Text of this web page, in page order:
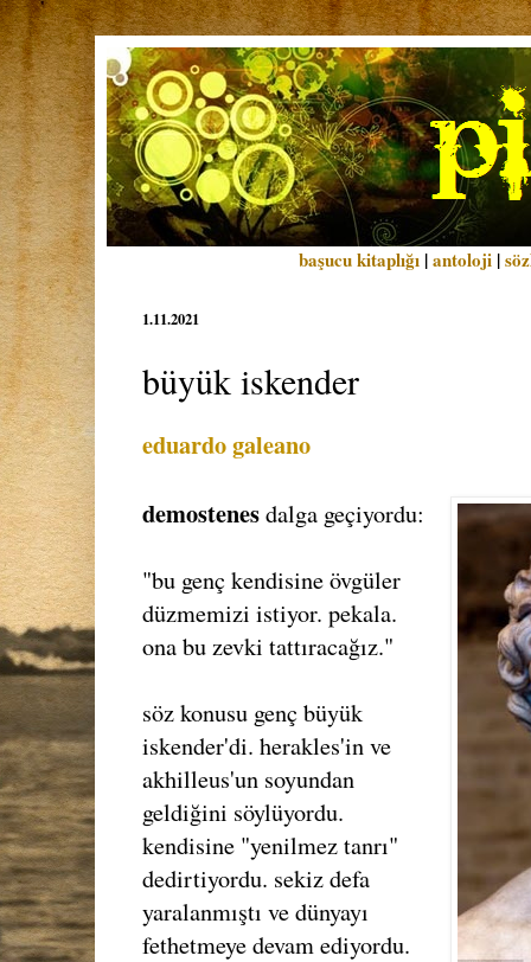
başucu kitaplığı |antoloji |
1.11.2021
büyük iskender
eduardo galeano
demostenesdalga geçiyordu:
"bu genç kendisine övgüler
düzmemizi istiyor. pekala.
ona bu zevki tattıracağız."
söz konusu genç büyük
iskender'di. herakles'in ve
akhilleus'un soyundan
geldiğini söylüyordu.
kendisine "yenilmez tanrı"
dedirtiyordu. sekiz defa
yaralanmıştı ve dünyayı
fethetmeye devam ediyordu.